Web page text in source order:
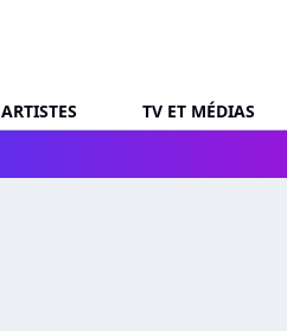
ARTISTES TV ET MÉDIAS